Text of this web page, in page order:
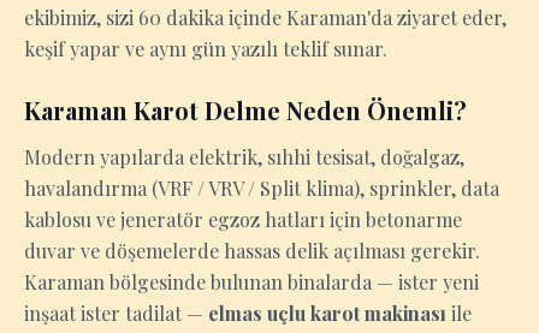
ekibimiz, sizi 60 dakika içinde Karaman'da ziyaret eder,
keşif yapar ve aynı gün yazılı teklif sunar.
Karaman Karot Delme Neden Önemli?
Modern yapılarda elektrik, sıhhi tesisat, doğalgaz,
havalandırma (VRF / VRV / Split klima), sprinkler, data
kablosu ve jeneratör egzoz hatları için betonarme
duvar ve döşemelerde hassas delik açılması gerekir.
Karaman bölgesinde bulunan binalarda — ister yeni
inşaat ister tadilat — elmas uçlu karot makinası ile